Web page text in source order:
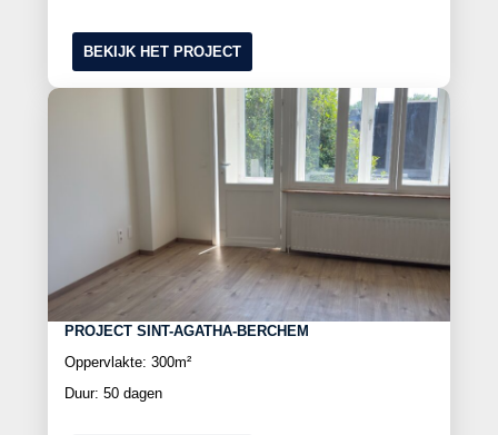
BEKIJK HET PROJECT
PROJECT SINT-AGATHA-BERCHEM
Oppervlakte: 300m²
Duur: 50 dagen